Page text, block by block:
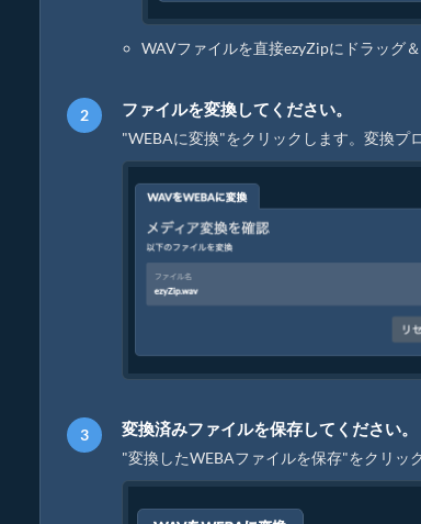
WAVファイルを直接ezyZipにドラッグ
ファイルを変換してください。
"WEBAに変換"をクリックします。変換プ
変換済みファイルを保存してください。
"変換したWEBAファイルを保存"をクリッ